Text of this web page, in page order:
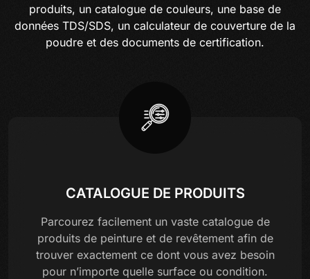
produits, un catalogue de couleurs, une base de
données TDS/SDS, un calculateur de couverture de la
poudre et des documents de certification.
CATALOGUE DE PRODUITS
Parcourez facilement un vaste catalogue de
produits de peinture et de revêtement afin de
trouver exactement ce dont vous avez besoin
pour n’importe quelle surface ou condition.